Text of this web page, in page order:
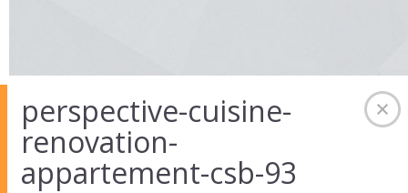
perspective-cuisine-
renovation-
appartement-csb-93